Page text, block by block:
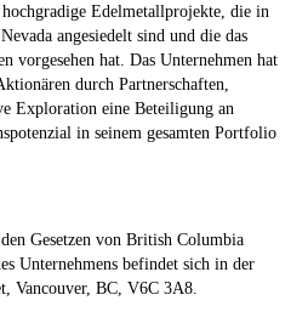
Edelmetallprojekte, die in
angesiedelt sind und die das
vorgesehen hat. Das Unternehmen hat
durch Partnerschaften,
Exploration eine Beteiligung an
in seinem gesamten Portfolio
Gesetzen von British Columbia
Unternehmens befindet sich in der
Vancouver, BC, V6C 3A8.